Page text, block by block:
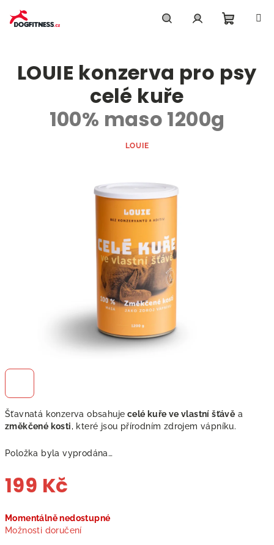
obsah
košík
Šťavnatá konzerva obsahuje celé kuře ve vlastní šťávě a
změkčené kosti, které jsou přírodním zdrojem vápníku.
Položka byla vyprodána…
199 Kč
cena:
Momentálně nedostupné
Možnosti doručení
LOUIE konzerva pro psy
celé kuře
100% maso 1200g
LOUIE